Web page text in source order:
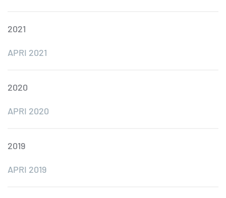
2021
APRI 2021
2020
APRI 2020
2019
APRI 2019